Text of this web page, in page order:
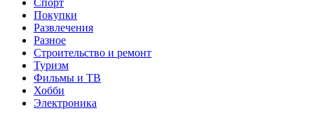
Спорт
Покупки
Развлечения
Разное
Строительство и ремонт
Туризм
Фильмы и ТВ
Хобби
Электроника